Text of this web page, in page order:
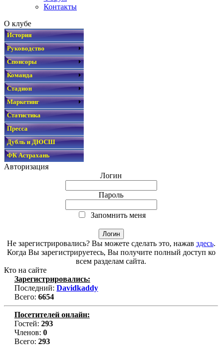
Контакты
О клубе
История
Руководство
Спонсоры
Команда
Стадион
Маркетинг
Статистика
Пресса
Дубль и ДЮСШ
ФК Астрахань
Авторизация
Логин
Пароль
Запомнить меня
Не зарегистрировались? Вы можете сделать это, нажав здесь.
Когда Вы зарегистрируетесь, Вы получите полный доступ ко
всем разделам сайта.
Кто на сайте
Зарегистрировались:
Последний: Davidkaddy
Всего: 6654
Посетителей онлайн:
Гостей: 293
Членов: 0
Всего: 293